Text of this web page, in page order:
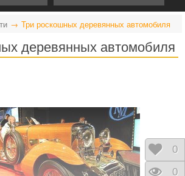
Три роскошных деревянных автомобиля
деревянных автомобиля
0
0